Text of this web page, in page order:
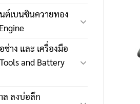
ต์เบนซินควายทอง
ช่าง และ เครื่องมือ
and Battery
ล ลงบ่อลึก